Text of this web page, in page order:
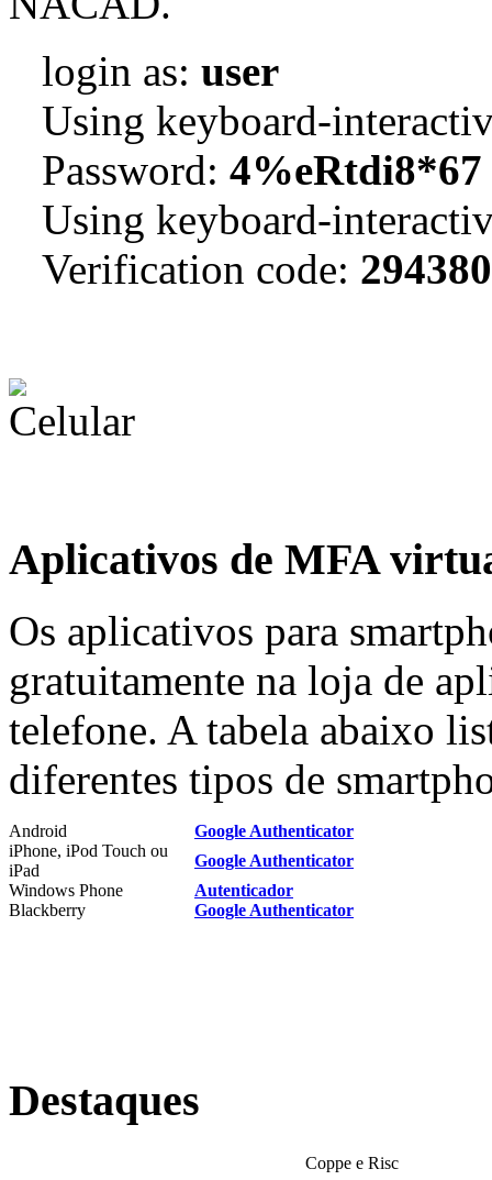
login as: user
Using keyboard-
Password: 4%eRtdi8*67
Using keyboard-
Verification code: 294380
Aplicativos de MFA
Os aplicativos para
gratuitamente na loja de
telefone. A tabela abaixo
diferentes tipos de
Android
Google Authenticator
iPhone, iPod Touch ou
iPad
Google Authenticator
Windows Phone
Autenticador
Blackberry
Google Authenticator
Destaques
Coppe e Risc